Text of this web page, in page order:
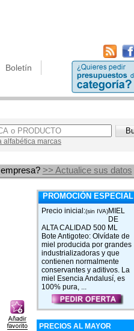
Boletín
alfabética marcas
>> Actualice sus datos
PROMOCIÓN ESPECIAL
Precio inicial:(sin IVA)MIEL
DE
ALTA CALIDAD 500 ML
Bote Antigoteo: Olvídate de
miel producida por grandes
industrializadoras y que
contienen normalmente
conservantes y aditivos. La
miel Esencia Andalusí, es
100% pura, ...
PRECIOS AL MAYOR